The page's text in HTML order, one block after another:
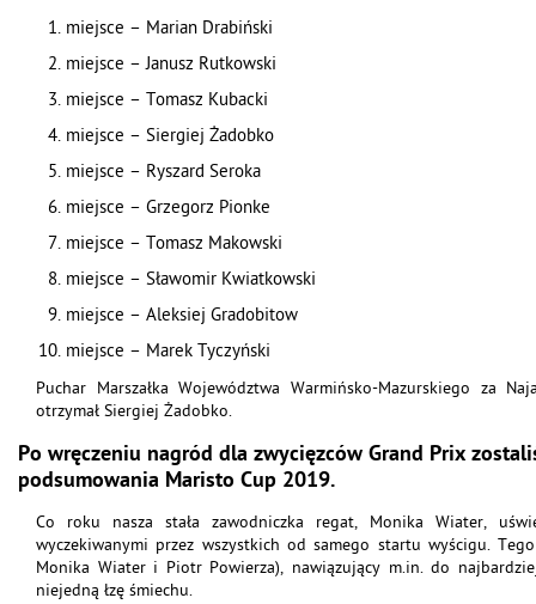
miejsce – Marian Drabiński
miejsce – Janusz Rutkowski
miejsce – Tomasz Kubacki
miejsce – Siergiej Żadobko
miejsce – Ryszard Seroka
miejsce – Grzegorz Pionke
miejsce – Tomasz Makowski
miejsce – Sławomir Kwiatkowski
miejsce – Aleksiej Gradobitow
miejsce – Marek Tyczyński
Puchar Marszałka Województwa Warmińsko-Mazurskiego za
otrzymał Siergiej Żadobko.
Po wręczeniu nagród dla zwycięzców Grand Prix
podsumowania Maristo Cup 2019.
Co roku nasza stała zawodniczka regat, Monika Wiater,
wyczekiwanymi przez wszystkich od samego startu wyścigu.
Monika Wiater i Piotr Powierza), nawiązujący m.in. do
niejedną łzę śmiechu.